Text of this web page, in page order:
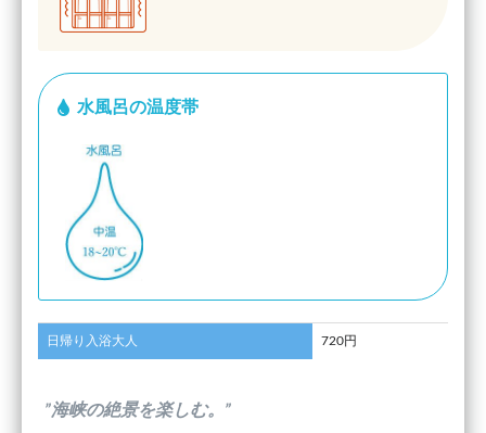
水風呂の温度帯
日帰り入浴大人 720円
”海峡の絶景を楽しむ。”